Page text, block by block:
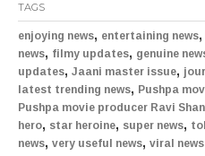
TAGS
enjoying news, entertaining news,
news, filmy updates, genuine
updates, Jaani master issue,
latest trending news, Pushpa
Pushpa movie producer Ravi
hero, star heroine, super news,
news, very useful news, viral news